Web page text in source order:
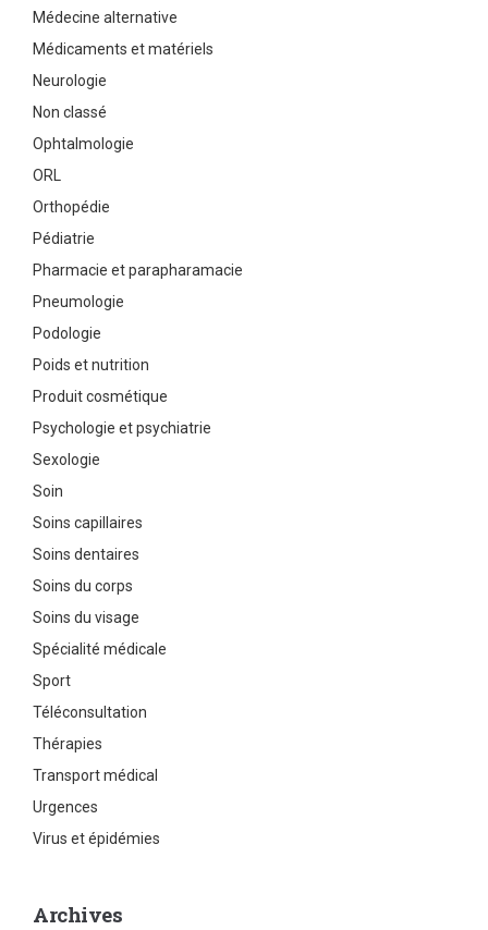
Médecine alternative
Médicaments et matériels
Neurologie
Non classé
Ophtalmologie
ORL
Orthopédie
Pédiatrie
Pharmacie et parapharamacie
Pneumologie
Podologie
Poids et nutrition
Produit cosmétique
Psychologie et psychiatrie
Sexologie
Soin
Soins capillaires
Soins dentaires
Soins du corps
Soins du visage
Spécialité médicale
Sport
Téléconsultation
Thérapies
Transport médical
Urgences
Virus et épidémies
Archives